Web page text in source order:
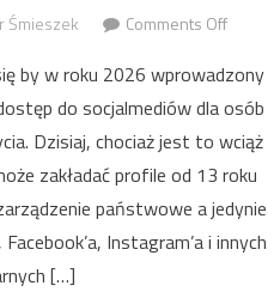
Śmieszek Comments Offon
vs
Social-
Media
by w roku 2026 wprowadzony
do socjalmediów dla osób
Dzisiaj, chociaż jest to wciąż
zakładać profile od 13 roku
państwowe a jedynie
Instagram’a i innych
[…]